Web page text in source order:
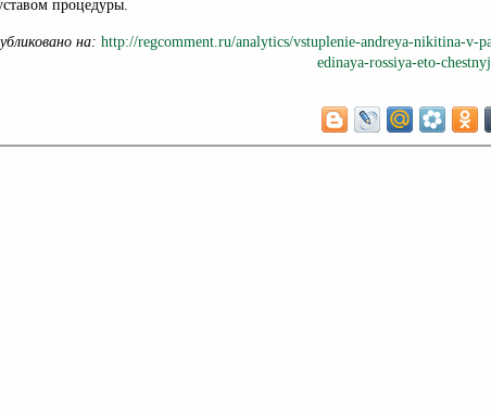
процедуры.
на: http://regcomment.ru/analytics/vstuplenie-andreya-nikitina-v-
edinaya-rossiya-eto-